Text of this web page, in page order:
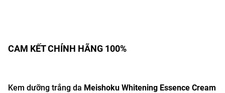
CAM KẾT CHÍNH HÃNG 100%
Kem dưỡng trắng da Meishoku Whitening Essence Cream